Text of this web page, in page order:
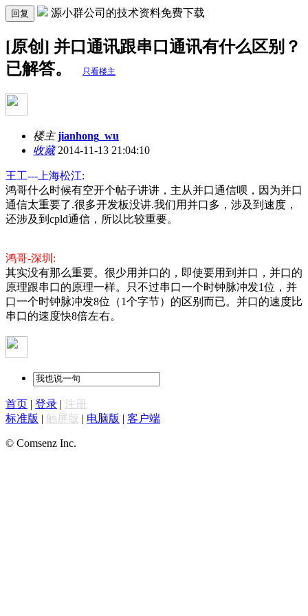
回复 源小群公司的技术资料免费下载
[原创] 并口通讯跟串口通讯有什么区别？
已解答。
只看楼主
楼主 jianhong_wu
收藏2014-11-13 21:04:10
王工---上海松江:
鸿哥什么时候有空开个帖子讲讲，主从并口通信呗，因为并口
通信太重要了.很多开发板没讲.我们用并口多，涉及到速度，
还涉及到cpld通信，所以比较重要。
鸿哥-深圳:
其实没有那么重要。很少用并口的，即使要用到并口，并口的
原理跟串口的原理一样。只不过串口一个时钟脉冲发1位，并
口一个时钟脉冲发8位（1个字节）的区别而已。并口的速度比
串口的速度快8倍左右。
首页 | 登录 | 注册
标准版 | 触屏版 | 电脑版 | 客户端
© Comsenz Inc.